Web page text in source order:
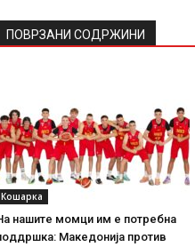
ПОВРЗАНИ СОДРЖИНИ
Кошарка
нашите момци им е потребна
Македонија против